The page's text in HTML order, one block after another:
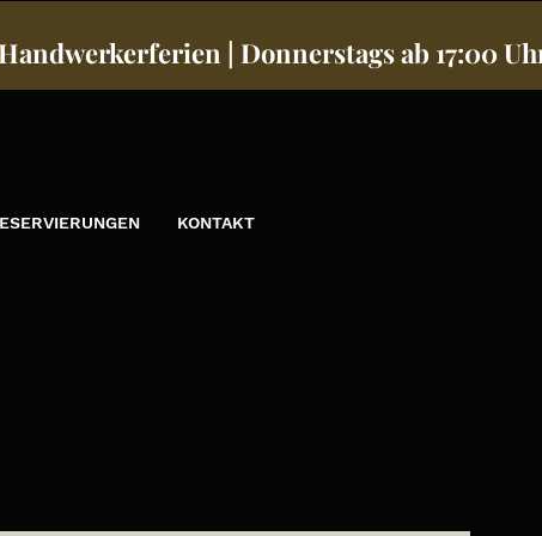
| Donnerstags ab 17:00
KONTAKT